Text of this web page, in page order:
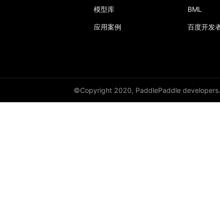
模型库
应用案例
BML
百度开发
©Copyright 2020, PaddlePaddle developers.